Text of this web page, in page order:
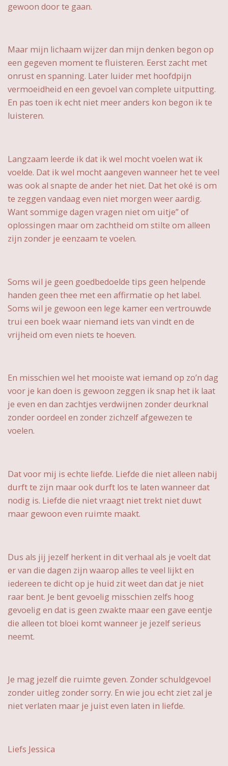
gewoon door te gaan.
Maar mijn lichaam wijzer dan mijn denken begon op
een gegeven moment te fluisteren. Eerst zacht met
onrust en spanning. Later luider met hoofdpijn
vermoeidheid en een gevoel van complete uitputting.
En pas toen ik echt niet meer anders kon begon ik te
luisteren.
Langzaam leerde ik dat ik wel mocht voelen wat ik
voelde. Dat ik wel mocht aangeven wanneer het te veel
was ook al snapte de ander het niet. Dat het oké is om
te zeggen vandaag even niet morgen weer aardig.
Want sommige dagen vragen niet om uitje” of
oplossingen maar om zachtheid om stilte om alleen
zijn zonder je eenzaam te voelen.
Soms wil je geen goedbedoelde tips geen helpende
handen geen thee met een affirmatie op het label.
Soms wil je gewoon een lege kamer een vertrouwde
trui een boek waar niemand iets van vindt en de
vrijheid om even niets te hoeven.
En misschien wel het mooiste wat iemand op zo’n dag
voor je kan doen is gewoon zeggen ik snap het ik laat
je even en dan zachtjes verdwijnen zonder deurknal
zonder oordeel en zonder zichzelf afgewezen te
voelen.
Dat voor mij is echte liefde. Liefde die niet alleen nabij
durft te zijn maar ook durft los te laten wanneer dat
nodig is. Liefde die niet vraagt niet trekt niet duwt
maar gewoon even ruimte maakt.
Dus als jij jezelf herkent in dit verhaal als je voelt dat
er van die dagen zijn waarop alles te veel lijkt en
iedereen te dicht op je huid zit weet dan dat je niet
raar bent. Je bent gevoelig misschien zelfs hoog
gevoelig en dat is geen zwakte maar een gave eentje
die alleen tot bloei komt wanneer je jezelf serieus
neemt.
Je mag jezelf die ruimte geven. Zonder schuldgevoel
zonder uitleg zonder sorry. En wie jou echt ziet zal je
niet verlaten maar je juist even laten in liefde.
Liefs Jessica